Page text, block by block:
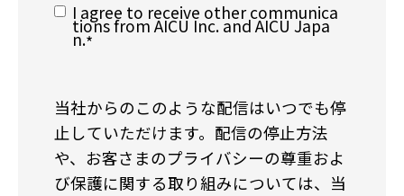
I agree to receive other communica
tions from AICU Inc. and AICU Japa
n.*
当社からのこのような配信はいつでも停
止していただけます。配信の停止方法
や、お客さまのプライバシーの尊重およ
び保護に関する取り組みについては、当